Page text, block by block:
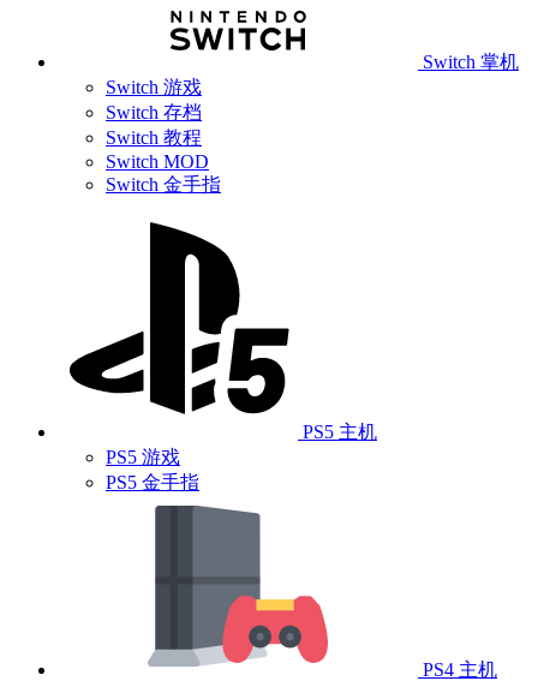
Switch 掌机
Switch 游戏
Switch 存档
Switch 教程
Switch MOD
Switch 金手指
PS5 主机
PS5 游戏
PS5 金手指
PS4 主机